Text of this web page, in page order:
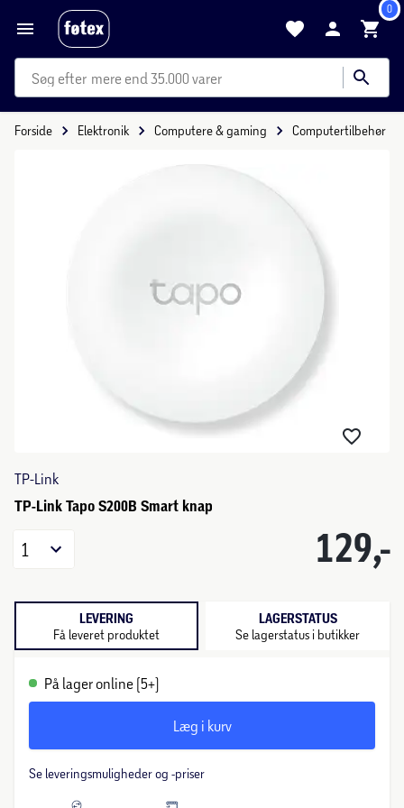
0
mere end 35.000 varer
Forside Elektronik Computere & gaming Computertilbehør
TP-Link
TP-Link Tapo S200B Smart knap
129,-
1
LEVERING
Få leveret produktet
LAGERSTATUS
Se lagerstatus i butikker
På lager online (5+)
Læg i kurv
Se leveringsmuligheder og -priser